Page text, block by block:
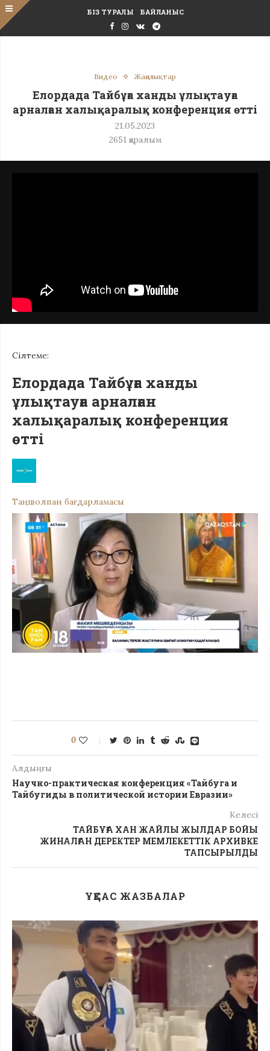
БІЗ ТУРАЛЫ БАЙЛАНЫС
Видео Жаңалықтар
Елордада Тайбұға ханды ұлықтауға
арналған халықаралық конференция өтті
21.05.2023
2651 қаралым
Сілтеме:
Елордада Тайбұға ханды
ұлықтауға арналған
халықаралық конференция
өтті
Таңшолпан бағдарламасы
0
Алдыңғы
Научно-практическая конференция «Тайбуга и
Тайбугиды в политической истории Евразии»
Келесі
ТАЙБҰҒА ХАН ЖАЙЛЫ ЖЫЛДАР БОЙЫ
ЖИНАЛҒАН ДЕРЕКТЕР МЕМЛЕКЕТТІК АРХИВКЕ
ТАПСЫРЫЛДЫ
ҰҚСАС ЖАЗБАЛАР